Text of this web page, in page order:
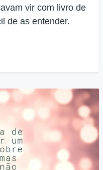
vir com livro de
de as entender.